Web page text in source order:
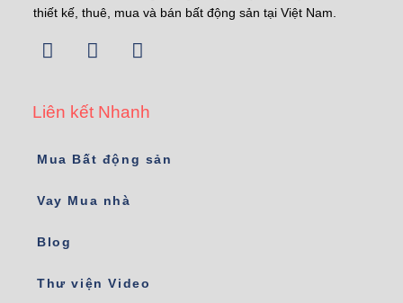
thiết kế, thuê, mua và bán bất động sản tại Việt Nam.
Liên kết Nhanh
Mua Bất động sản
Vay Mua nhà
Blog
Thư viện Video